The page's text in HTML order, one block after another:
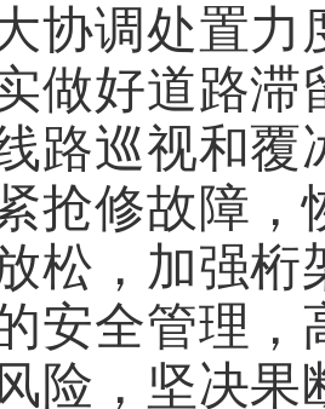
协调处置力
做好道路滞
路巡视和覆
抢修故障，
松，加强桁
安全管理，
险，坚决果